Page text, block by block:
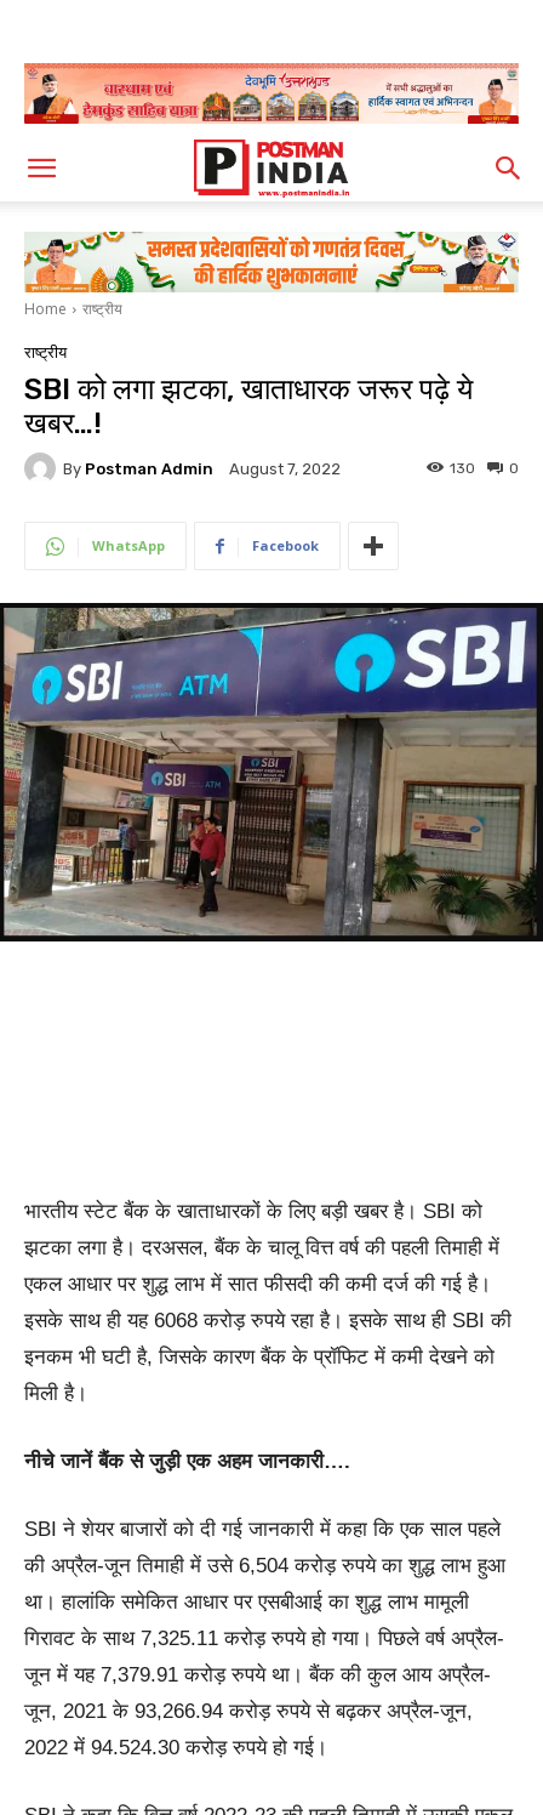
Home राष्ट्रीय
राष्ट्रीय
SBI को लगा झटका, खाताधारक जरूर पढ़े ये
खबर…!
By Postman Admin August 7, 2022 0
130
WhatsApp Facebook
भारतीय स्टेट बैंक के खाताधारकों के लिए बड़ी खबर है। SBI को
झटका लगा है। दरअसल, बैंक के चालू वित्त वर्ष की पहली तिमाही में
एकल आधार पर शुद्ध लाभ में सात फीसदी की कमी दर्ज की गई है।
इसके साथ ही यह 6068 करोड़ रुपये रहा है। इसके साथ ही SBI की
इनकम भी घटी है, जिसके कारण बैंक के प्रॉफिट में कमी देखने को
मिली है।
नीचे जानें बैंक से जुड़ी एक अहम जानकारी….
SBI ने शेयर बाजारों को दी गई जानकारी में कहा कि एक साल पहले
की अप्रैल-जून तिमाही में उसे 6,504 करोड़ रुपये का शुद्ध लाभ हुआ
था। हालांकि समेकित आधार पर एसबीआई का शुद्ध लाभ मामूली
गिरावट के साथ 7,325.11 करोड़ रुपये हो गया। पिछले वर्ष अप्रैल-
जून में यह 7,379.91 करोड़ रुपये था। बैंक की कुल आय अप्रैल-
जून, 2021 के 93,266.94 करोड़ रुपये से बढ़कर अप्रैल-जून,
2022 में 94.524.30 करोड़ रुपये हो गई।